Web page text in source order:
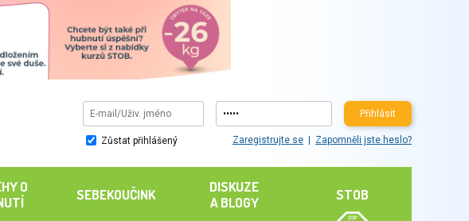
Přihlásit
Zůstat přihlášený Zaregistrujte se Zapomněli jste heslo?
O
SEBEKOUČINK
DISKUZE
A BLOGY
STOB